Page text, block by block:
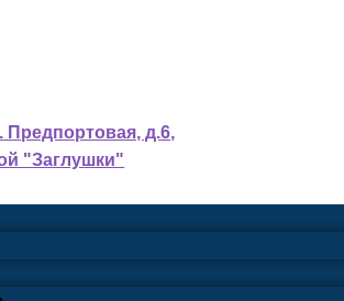
Предпортовая, д.6,
"Заглушки"